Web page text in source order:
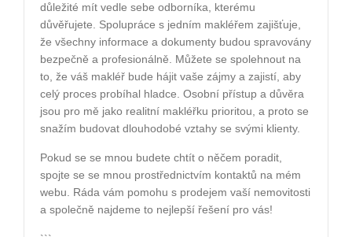
důležité mít vedle sebe odborníka, kterému
důvěřujete. Spolupráce s jedním makléřem zajišťuje,
že všechny informace a dokumenty budou spravovány
bezpečně a profesionálně. Můžete se spolehnout na
to, že váš makléř bude hájit vaše zájmy a zajistí, aby
celý proces probíhal hladce. Osobní přístup a důvěra
jsou pro mě jako realitní makléřku prioritou, a proto se
snažím budovat dlouhodobé vztahy se svými klienty.
Pokud se se mnou budete chtít o něčem poradit,
spojte se se mnou prostřednictvím kontaktů na mém
webu. Ráda vám pomohu s prodejem vaší nemovitosti
a společně najdeme to nejlepší řešení pro vás!